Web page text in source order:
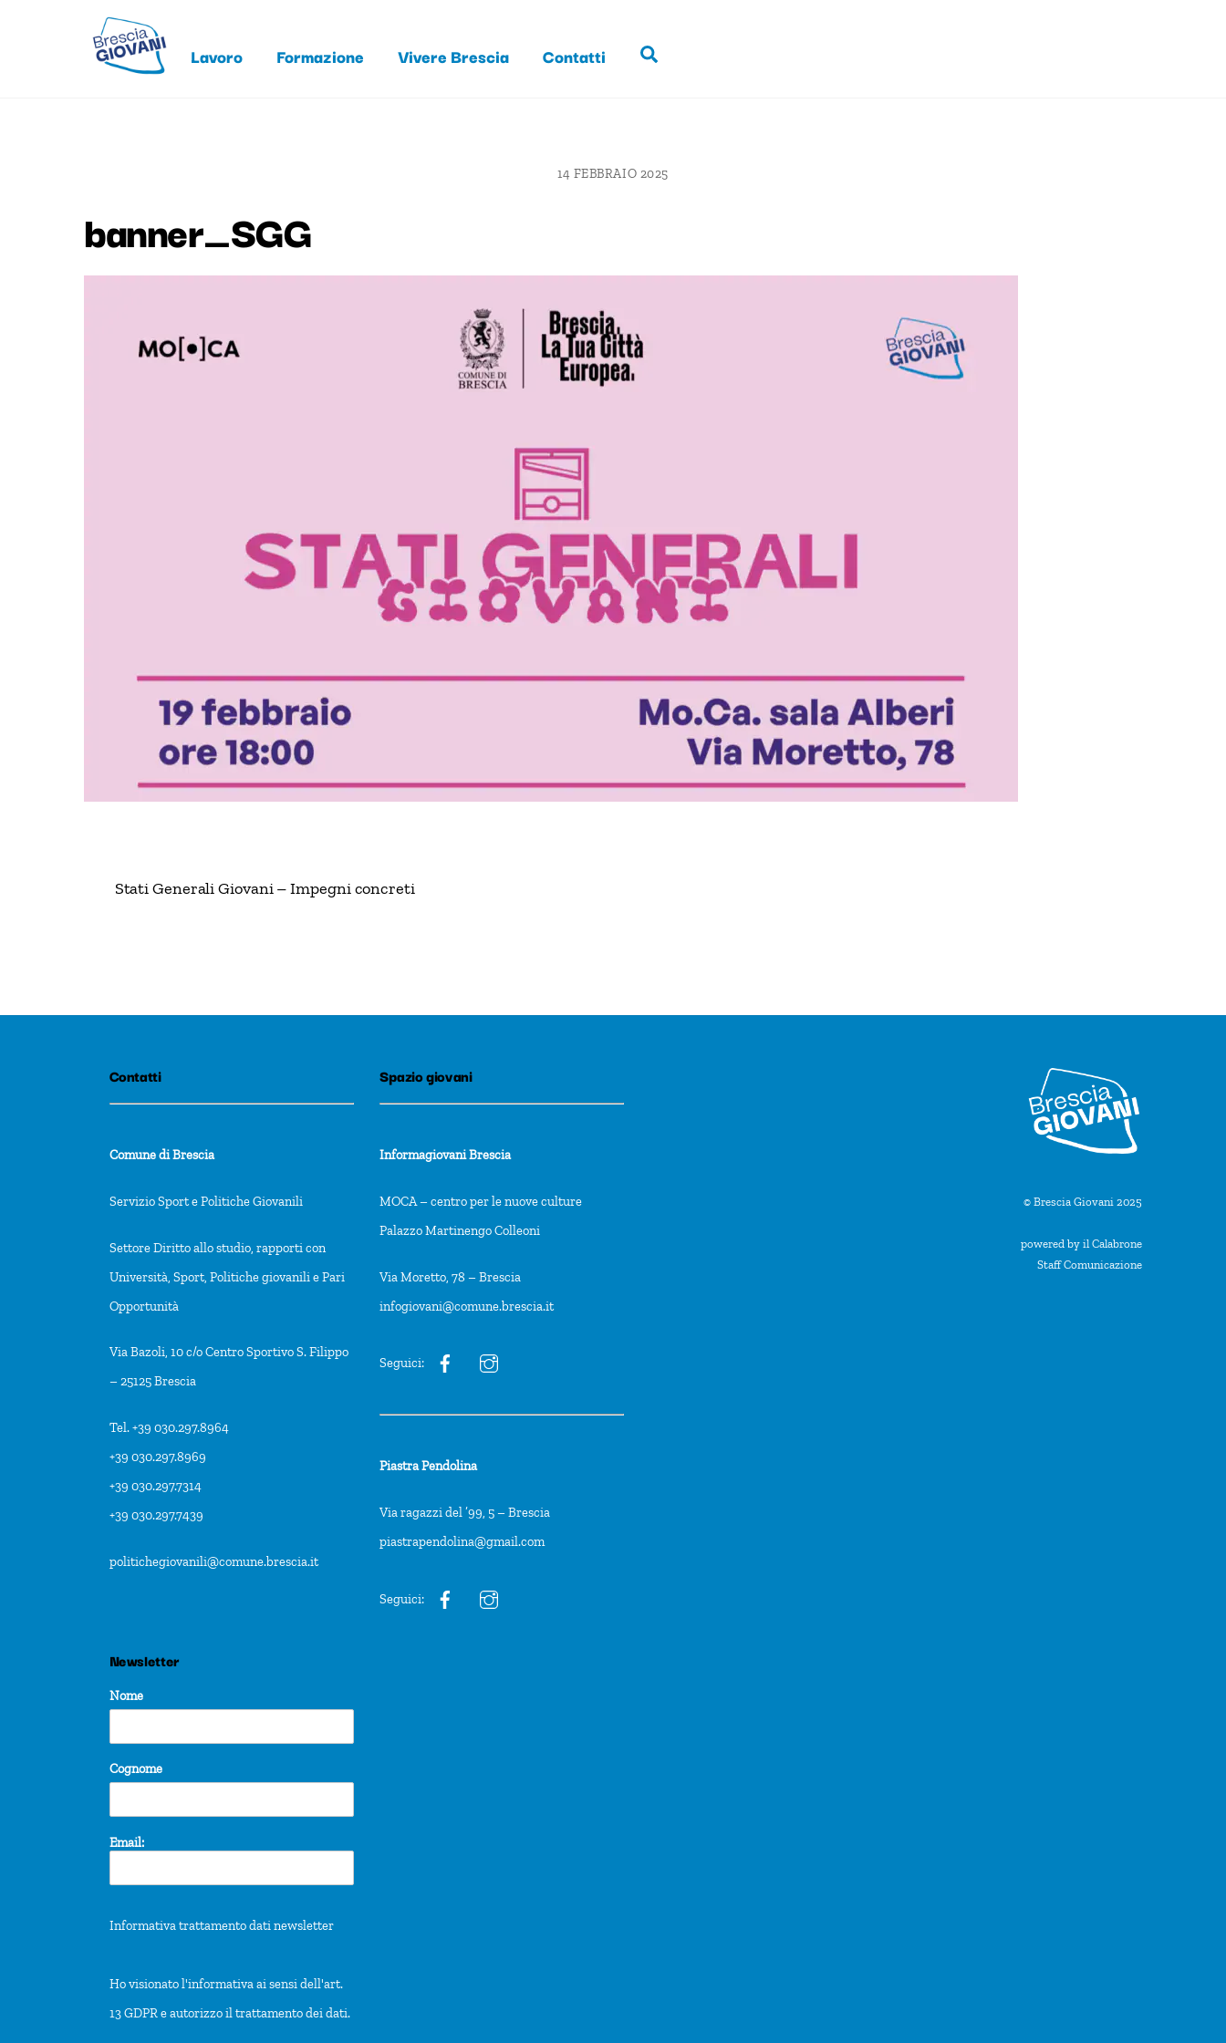
Lavoro Formazione Vivere Brescia Contatti
14 FEBBRAIO 2025
banner_SGG
Stati Generali Giovani – Impegni concreti
© Brescia Giovani 2025
powered by il Calabrone
Staff Comunicazione
Contatti
Comune di Brescia
Servizio Sport e Politiche Giovanili
Settore Diritto allo studio, rapporti con
Università, Sport, Politiche giovanili e Pari
Opportunità
Via Bazoli, 10 c/o Centro Sportivo S. Filippo
– 25125 Brescia
Tel. +39 030.297.8964
+39 030.297.8969
+39 030.297.7314
+39 030.297.7439
politichegiovanili@comune.brescia.it
Spazio giovani
Informagiovani Brescia
MOCA – centro per le nuove culture
Palazzo Martinengo Colleoni
Via Moretto, 78 – Brescia
infogiovani@comune.brescia.it
Seguici:
Piastra Pendolina
Via ragazzi del ’99, 5 – Brescia
piastrapendolina@gmail.com
Seguici:
Newsletter
Nome
Cognome
Email:
Informativa trattamento dati newsletter
Ho visionato l'informativa ai sensi dell'art.
13 GDPR e autorizzo il trattamento dei dati.